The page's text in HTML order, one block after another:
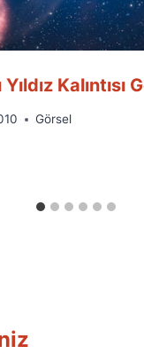
Kalıntısı
Görsel